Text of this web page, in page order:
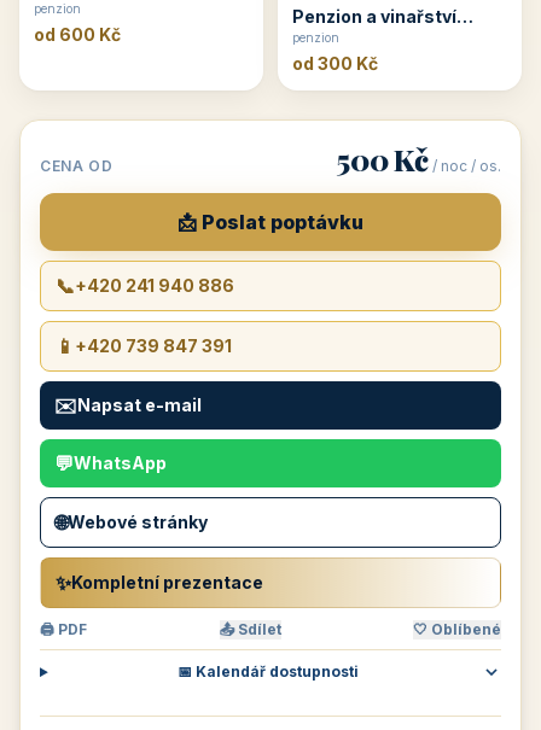
penzion
od 600 Kč
Penzion a vinařství
Dobrovolný
penzion
od 300 Kč
CENA OD 500 Kč / noc / os.
📩 Poslat poptávku
📞+420 241 940 886
📱 +420 739 847 391
✉️Napsat e-mail
💬WhatsApp
🌐Webové stránky
✨Kompletní prezentace
🖨 PDF 📤 Sdílet 🤍 Oblíbené
📅 Kalendář dostupnosti